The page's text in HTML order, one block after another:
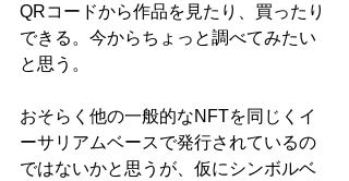
QRコードから作品を見たり、買ったり
できる。今からちょっと調べてみたい
と思う。
おそらく他の一般的なNFTを同じくイ
ーサリアムベースで発行されているの
ではないかと思うが、仮にシンボルベ